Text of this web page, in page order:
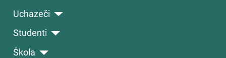
Uchazeči
Studenti
Škola